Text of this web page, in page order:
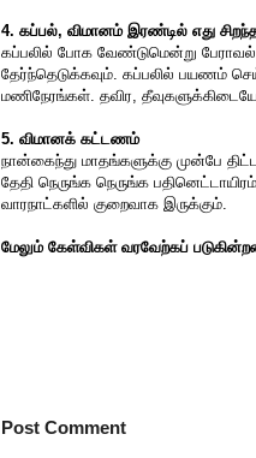
4. கப்பல், விமானம் இரண்டில் எது
கப்பலில் போக வேண்டுமென்று
தேர்ந்தெடுக்கவும். கப்பலில் பயணம்
மணிநேரங்கள். தவிர,
5. விமானக் கட்டணம்
நான்கைந்து மாதங்களுக்கு முன்பே
தேதி நெருங்க நெருங்க
வாரநாட்களில் குறைவாக இருக்கும்.
மேலும் கேள்விகள் வரவேற்கப்
Post Comment